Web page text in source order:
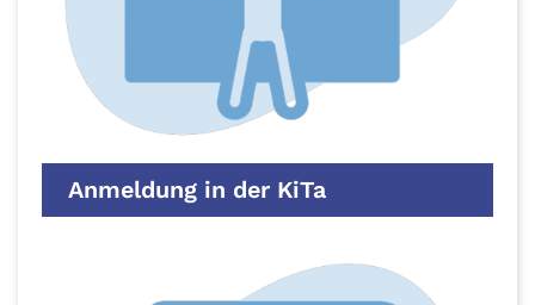
Anmeldung in der KiTa